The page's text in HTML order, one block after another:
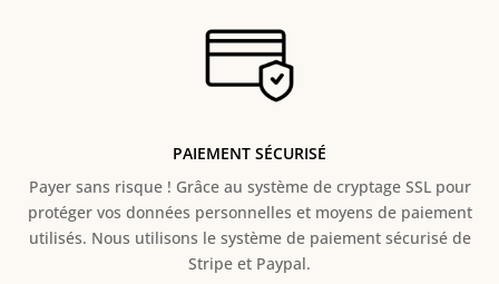
PAIEMENT SÉCURISÉ
Payer sans risque ! Grâce au système de cryptage SSL pour
protéger vos données personnelles et moyens de paiement
utilisés. Nous utilisons le système de paiement sécurisé de
Stripe et Paypal.